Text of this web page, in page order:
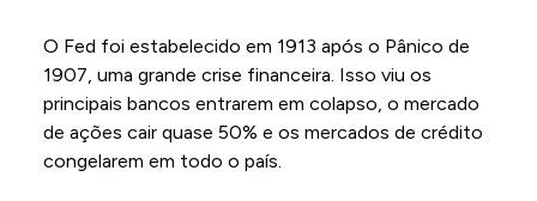
O Fed foi estabelecido em 1913 após o Pânico de
1907, uma grande crise financeira. Isso viu os
principais bancos entrarem em colapso, o mercado
de ações cair quase 50% e os mercados de crédito
congelarem em todo o país.